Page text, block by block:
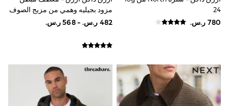
Sweatshirts & Jumpers
All Boys Sport & Swimwear
Trainers & Pumps
Swimwear
Tops
24
مزود بجيليه وهمي من مزيج الصوف
بنقشة متعرجة